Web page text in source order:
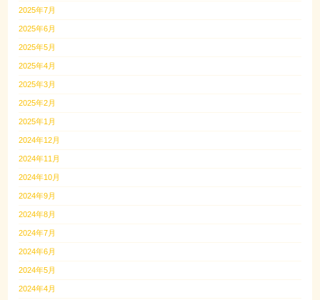
2025年7月
2025年6月
2025年5月
2025年4月
2025年3月
2025年2月
2025年1月
2024年12月
2024年11月
2024年10月
2024年9月
2024年8月
2024年7月
2024年6月
2024年5月
2024年4月